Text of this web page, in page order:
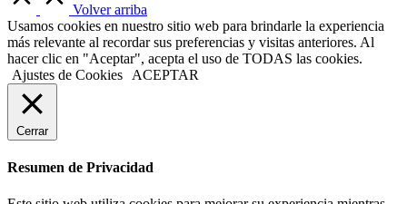
Volver arriba
Usamos cookies en nuestro sitio web para brindarle la experiencia
más relevante al recordar sus preferencias y visitas anteriores. Al
hacer clic en "Aceptar", acepta el uso de TODAS las cookies.
Ajustes de Cookies
ACEPTAR
Cerrar
Resumen de Privacidad